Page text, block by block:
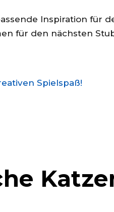
Inspiration für
für den nächsten
Spielspaß!